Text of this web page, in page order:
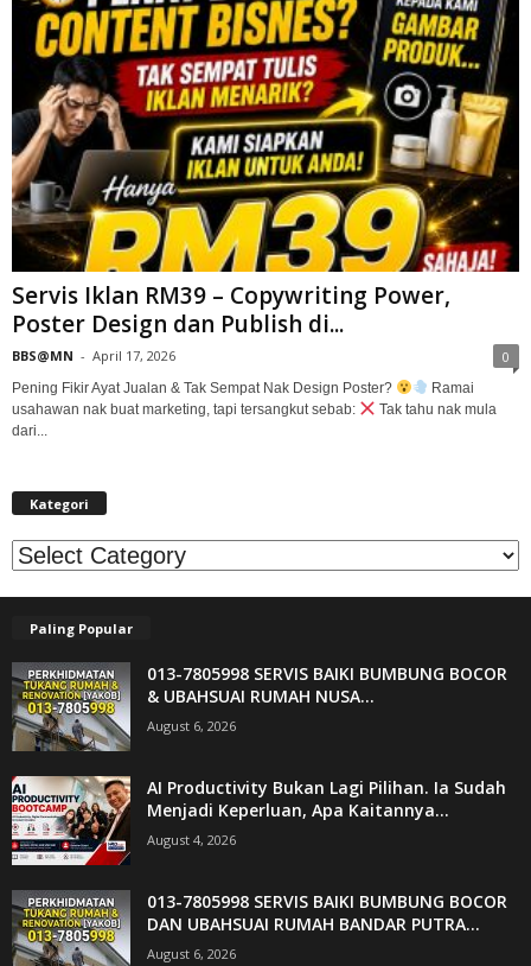
Servis Iklan RM39 – Copywriting Power,
Poster Design dan Publish di...
BBS@MN - April 17, 2026 0
Pening Fikir Ayat Jualan & Tak Sempat Nak Design Poster?
Ramai
usahawan nak buat marketing, tapi tersangkut sebab:
Tak tahu nak mula
dari...
Kategori
Kategori
Paling Popular
013-7805998 SERVIS BAIKI BUMBUNG BOCOR
& UBAHSUAI RUMAH NUSA...
August 6, 2026
AI Productivity Bukan Lagi Pilihan. Ia Sudah
Menjadi Keperluan, Apa Kaitannya...
August 4, 2026
013-7805998 SERVIS BAIKI BUMBUNG BOCOR
DAN UBAHSUAI RUMAH BANDAR PUTRA...
August 6, 2026